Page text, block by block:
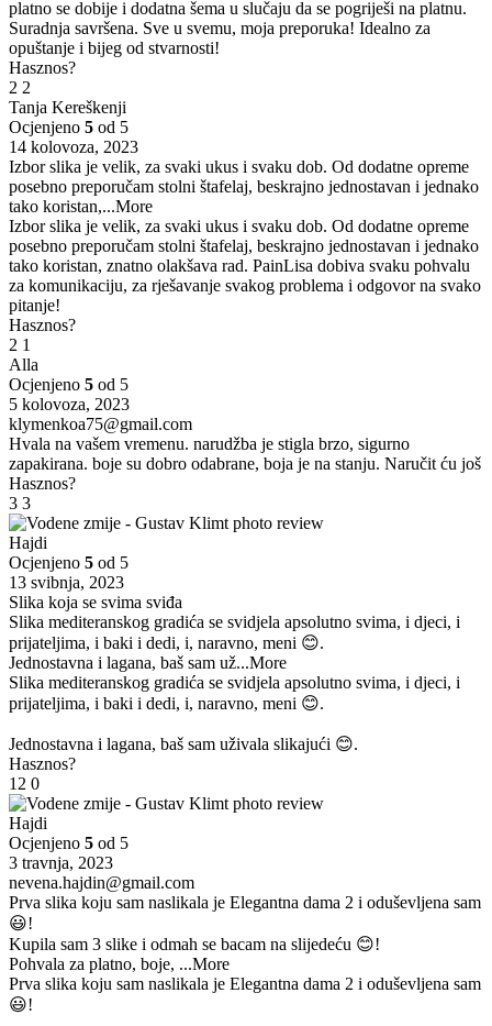
platno se dobije i dodatna šema u slučaju da se pogriješi na platnu.
Suradnja savršena. Sve u svemu, moja preporuka! Idealno za
opuštanje i bijeg od stvarnosti!
Hasznos?
2 2
Tanja Kereškenji
Ocjenjeno 5 od 5
14 kolovoza, 2023
Izbor slika je velik, za svaki ukus i svaku dob. Od dodatne opreme
posebno preporučam stolni štafelaj, beskrajno jednostavan i jednako
tako koristan,...More
Izbor slika je velik, za svaki ukus i svaku dob. Od dodatne opreme
posebno preporučam stolni štafelaj, beskrajno jednostavan i jednako
tako koristan, znatno olakšava rad. PainLisa dobiva svaku pohvalu
za komunikaciju, za rješavanje svakog problema i odgovor na svako
pitanje!
Hasznos?
2 1
Alla
Ocjenjeno 5 od 5
5 kolovoza, 2023
klymenkoa75@gmail.com
Hvala na vašem vremenu. narudžba je stigla brzo, sigurno
zapakirana. boje su dobro odabrane, boja je na stanju. Naručit ću još
Hasznos?
3 3
Hajdi
Ocjenjeno 5 od 5
13 svibnja, 2023
Slika koja se svima sviđa
Slika mediteranskog gradića se svidjela apsolutno svima, i djeci, i
prijateljima, i baki i dedi, i, naravno, meni 😊.
Jednostavna i lagana, baš sam už...More
Slika mediteranskog gradića se svidjela apsolutno svima, i djeci, i
prijateljima, i baki i dedi, i, naravno, meni 😊.
Jednostavna i lagana, baš sam uživala slikajući 😊.
Hasznos?
12 0
Hajdi
Ocjenjeno 5 od 5
3 travnja, 2023
nevena.hajdin@gmail.com
Prva slika koju sam naslikala je Elegantna dama 2 i oduševljena sam
😃!
Kupila sam 3 slike i odmah se bacam na slijedeću 😊!
Pohvala za platno, boje, ...More
Prva slika koju sam naslikala je Elegantna dama 2 i oduševljena sam
😃!